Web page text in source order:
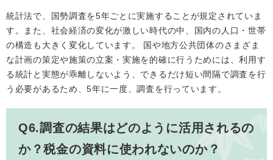
統計法で、国勢調査を5年ごとに実施することが規定されていま
す。また、社会経済の変化が激しい時代の中、国内の人口・世帯
の構造も大きく変化しています。 国や地方公共団体のさまざま
な計画の策定や施策の立案・実施を的確に行うためには、利用す
る統計と実態が乖離しないよう、できるだけ短い間隔で調査を行
う必要があるため、5年に一度、調査を行っています。
Q6.調査の結果はどのように活用されるの
か？税金の資料に使われないのか？